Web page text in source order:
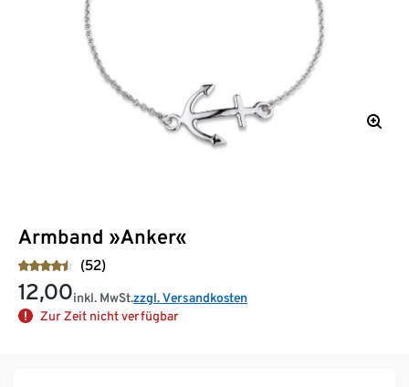
Armband »Anker«
(52)
12,00inkl. MwSt.zzgl. Versandkosten
Zur Zeit nicht verfügbar